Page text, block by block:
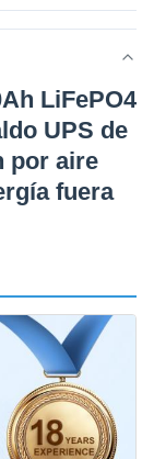
LiFePO4
UPS de
por aire
fuera